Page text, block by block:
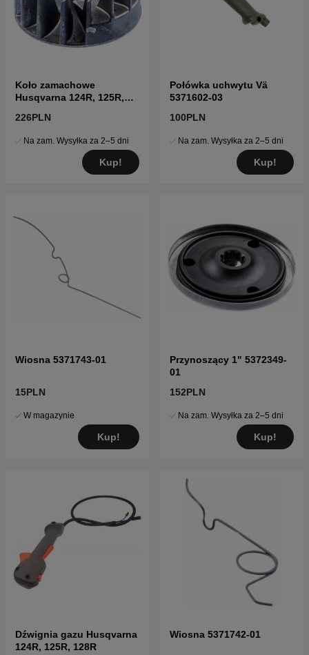
Koło zamachowe
Husqvarna 124R, 125R,
226PLN
Na zam. Wysyłka za 2–5 dni
Kup!
Połówka uchwytu Vä
5371602-03
100PLN
Na zam. Wysyłka za 2–5 dni
Kup!
Wiosna 5371743-01
15PLN
W magazynie
Kup!
Przynoszący 1" 5372349-
01
152PLN
Na zam. Wysyłka za 2–5 dni
Kup!
Dźwignia gazu Husqvarna
124R, 125R, 128R
Wiosna 5371742-01